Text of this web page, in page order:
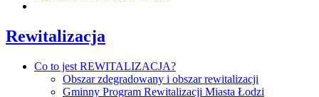
Rewitalizacja
Co to jest REWITALIZACJA?
Obszar zdegradowany i obszar rewitalizacji
Gminny Program Rewitalizacji Miasta Łodzi